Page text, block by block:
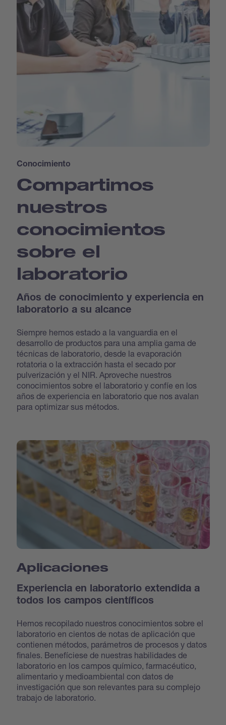
Conocimiento
Compartimos
nuestros
conocimientos
sobre el
laboratorio
Años de conocimiento y experiencia en
laboratorio a su alcance
Siempre hemos estado a la vanguardia en el
desarrollo de productos para una amplia gama de
técnicas de laboratorio, desde la evaporación
rotatoria o la extracción hasta el secado por
pulverización y el NIR. Aproveche nuestros
conocimientos sobre el laboratorio y confíe en los
años de experiencia en laboratorio que nos avalan
para optimizar sus métodos.
Aplicaciones
Experiencia en laboratorio extendida a
todos los campos científicos
Hemos recopilado nuestros conocimientos sobre el
laboratorio en cientos de notas de aplicación que
contienen métodos, parámetros de procesos y datos
finales. Benefíciese de nuestras habilidades de
laboratorio en los campos químico, farmacéutico,
alimentario y medioambiental con datos de
investigación que son relevantes para su complejo
trabajo de laboratorio.